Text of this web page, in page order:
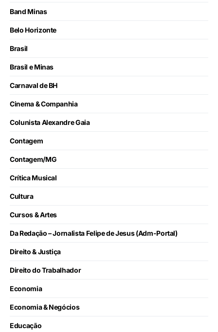
Band Minas
Belo Horizonte
Brasil
Brasil e Minas
Carnaval de BH
Cinema & Companhia
Colunista Alexandre Gaia
Contagem
Contagem/MG
Crítica Musical
Cultura
Cursos & Artes
Da Redação – Jornalista Felipe de Jesus (Adm-Portal)
Direito & Justiça
Direito do Trabalhador
Economia
Economia & Negócios
Educação